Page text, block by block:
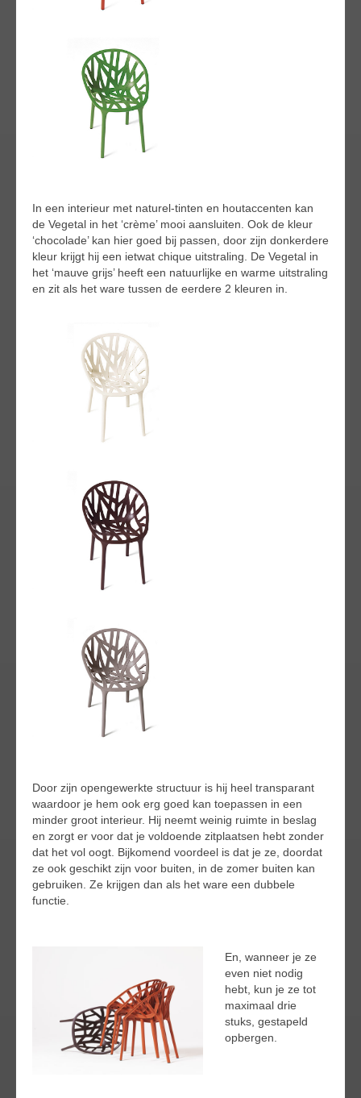
In een interieur met naturel-tinten en houtaccenten kan
de Vegetal in het ‘crème’ mooi aansluiten. Ook de kleur
‘chocolade’ kan hier goed bij passen, door zijn donkerdere
kleur krijgt hij een ietwat chique uitstraling. De Vegetal in
het ‘mauve grijs’ heeft een natuurlijke en warme uitstraling
en zit als het ware tussen de eerdere 2 kleuren in.
Door zijn opengewerkte structuur is hij heel transparant
waardoor je hem ook erg goed kan toepassen in een
minder groot interieur. Hij neemt weinig ruimte in beslag
en zorgt er voor dat je voldoende zitplaatsen hebt zonder
dat het vol oogt. Bijkomend voordeel is dat je ze, doordat
ze ook geschikt zijn voor buiten, in de zomer buiten kan
gebruiken. Ze krijgen dan als het ware een dubbele
functie.
En, wanneer je ze
even niet nodig
hebt, kun je ze tot
maximaal drie
stuks, gestapeld
opbergen.